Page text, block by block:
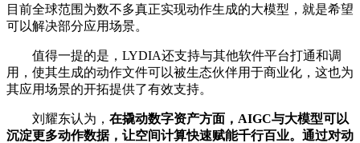
目前全球范围为数不多真正实现动作生成的大模型，就是希望
可以解决部分应用场景。
值得一提的是，LYDIA还支持与其他软件平台打通和调
用，使其生成的动作文件可以被生态伙伴用于商业化，这也为
其应用场景的开拓提供了有效支持。
刘耀东认为， 在撬动数字资产方面，AIGC与大模型可以
沉淀更多动作数据，让空间计算快速赋能千行百业。通过对动